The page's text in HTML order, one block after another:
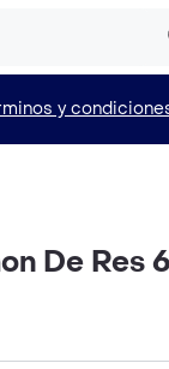
y
De Res